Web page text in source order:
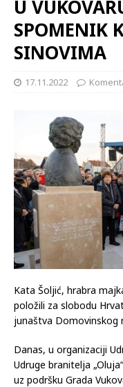
U
SPOMENIK
SINOVIMA
17.11.2022
Kata Šoljić, hrabra
položili za slobodu
junaštva Domovinskog
Danas, u organizaciji
Udruge branitelja
uz podršku Grada